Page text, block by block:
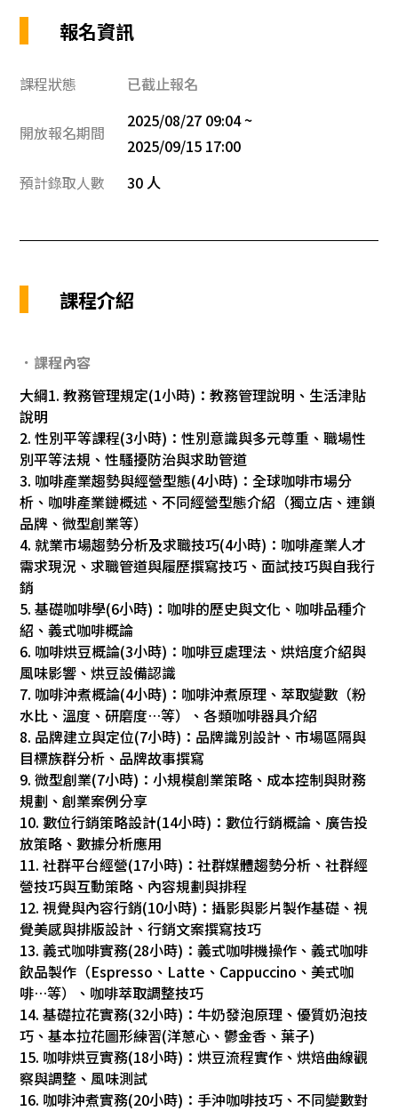
報名資訊
課程狀態 已截止報名
開放報名期間
2025/08/27 09:04 ~
2025/09/15 17:00
預計錄取人數
30 人
課程介紹
．課程內容
大綱1. 教務管理規定(1小時)：教務管理說明、生活津貼
說明
2. 性別平等課程(3小時)：性別意識與多元尊重、職場性
別平等法規、性騷擾防治與求助管道
3. 咖啡產業趨勢與經營型態(4小時)：全球咖啡市場分
析、咖啡產業鏈概述、不同經營型態介紹（獨立店、連鎖
品牌、微型創業等）
4. 就業市場趨勢分析及求職技巧(4小時)：咖啡產業人才
需求現況、求職管道與履歷撰寫技巧、面試技巧與自我行
銷
5. 基礎咖啡學(6小時)：咖啡的歷史與文化、咖啡品種介
紹、義式咖啡概論
6. 咖啡烘豆概論(3小時)：咖啡豆處理法、烘焙度介紹與
風味影響、烘豆設備認識
7. 咖啡沖煮概論(4小時)：咖啡沖煮原理、萃取變數（粉
水比、溫度、研磨度…等）、各類咖啡器具介紹
8. 品牌建立與定位(7小時)：品牌識別設計、市場區隔與
目標族群分析、品牌故事撰寫
9. 微型創業(7小時)：小規模創業策略、成本控制與財務
規劃、創業案例分享
10. 數位行銷策略設計(14小時)：數位行銷概論、廣告投
放策略、數據分析應用
11. 社群平台經營(17小時)：社群媒體趨勢分析、社群經
營技巧與互動策略、內容規劃與排程
12. 視覺與內容行銷(10小時)：攝影與影片製作基礎、視
覺美感與排版設計、行銷文案撰寫技巧
13. 義式咖啡實務(28小時)：義式咖啡機操作、義式咖啡
飲品製作（Espresso、Latte、Cappuccino、美式咖
啡…等）、咖啡萃取調整技巧
14. 基礎拉花實務(32小時)：牛奶發泡原理、優質奶泡技
巧、基本拉花圖形練習(洋蔥心、鬱金香、葉子)
15. 咖啡烘豆實務(18小時)：烘豆流程實作、烘焙曲線觀
察與調整、風味測試
16. 咖啡沖煮實務(20小時)：手沖咖啡技巧、不同變數對